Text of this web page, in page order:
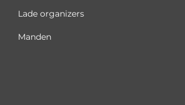
Lade organizers
Manden